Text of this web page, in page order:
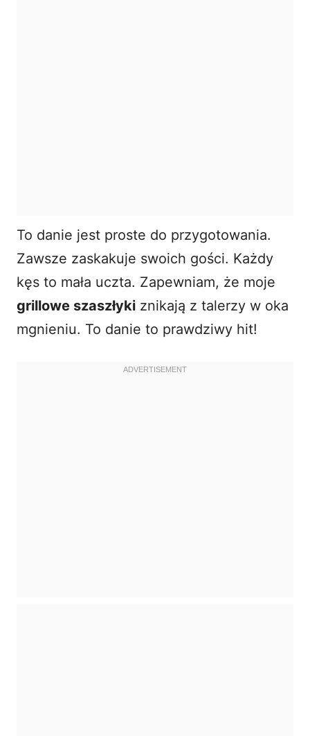
To danie jest proste do przygotowania.
Zawsze zaskakuje swoich gości. Każdy
kęs to mała uczta. Zapewniam, że moje
grillowe szaszłyki znikają z talerzy w oka
mgnieniu. To danie to prawdziwy hit!